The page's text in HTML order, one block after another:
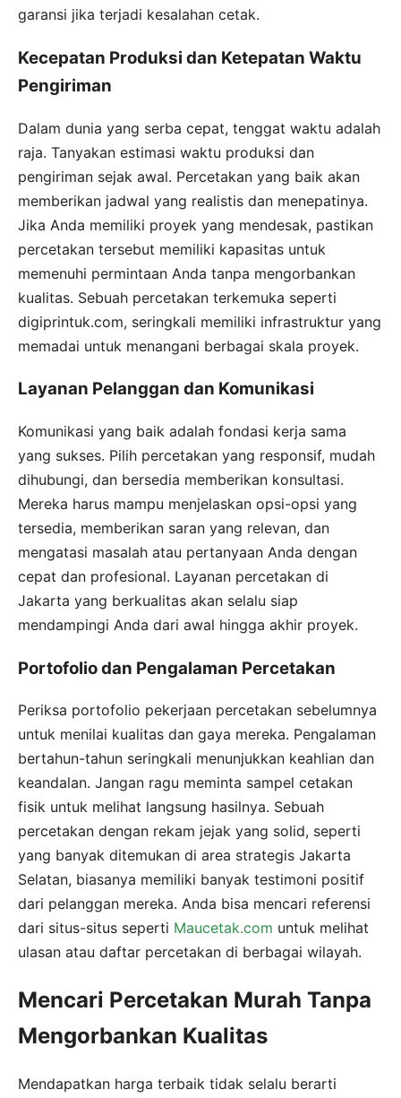
garansi jika terjadi kesalahan cetak.
Kecepatan Produksi dan Ketepatan Waktu
Pengiriman
Dalam dunia yang serba cepat, tenggat waktu adalah
raja. Tanyakan estimasi waktu produksi dan
pengiriman sejak awal. Percetakan yang baik akan
memberikan jadwal yang realistis dan menepatinya.
Jika Anda memiliki proyek yang mendesak, pastikan
percetakan tersebut memiliki kapasitas untuk
memenuhi permintaan Anda tanpa mengorbankan
kualitas. Sebuah percetakan terkemuka seperti
digiprintuk.com, seringkali memiliki infrastruktur yang
memadai untuk menangani berbagai skala proyek.
Layanan Pelanggan dan Komunikasi
Komunikasi yang baik adalah fondasi kerja sama
yang sukses. Pilih percetakan yang responsif, mudah
dihubungi, dan bersedia memberikan konsultasi.
Mereka harus mampu menjelaskan opsi-opsi yang
tersedia, memberikan saran yang relevan, dan
mengatasi masalah atau pertanyaan Anda dengan
cepat dan profesional. Layanan percetakan di
Jakarta yang berkualitas akan selalu siap
mendampingi Anda dari awal hingga akhir proyek.
Portofolio dan Pengalaman Percetakan
Periksa portofolio pekerjaan percetakan sebelumnya
untuk menilai kualitas dan gaya mereka. Pengalaman
bertahun-tahun seringkali menunjukkan keahlian dan
keandalan. Jangan ragu meminta sampel cetakan
fisik untuk melihat langsung hasilnya. Sebuah
percetakan dengan rekam jejak yang solid, seperti
yang banyak ditemukan di area strategis Jakarta
Selatan, biasanya memiliki banyak testimoni positif
dari pelanggan mereka. Anda bisa mencari referensi
dari situs-situs seperti Maucetak.com untuk melihat
ulasan atau daftar percetakan di berbagai wilayah.
Mencari Percetakan Murah Tanpa
Mengorbankan Kualitas
Mendapatkan harga terbaik tidak selalu berarti